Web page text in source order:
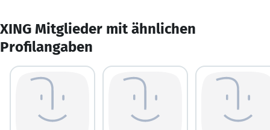
XING Mitglieder mit ähnlichen
Profilangaben